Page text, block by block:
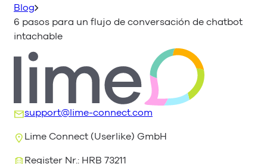
Blog
6 pasos para un flujo de conversación de chatbot
intachable
support@lime-connect.com
Lime Connect (Userlike) GmbH
Register Nr.: HRB 73211